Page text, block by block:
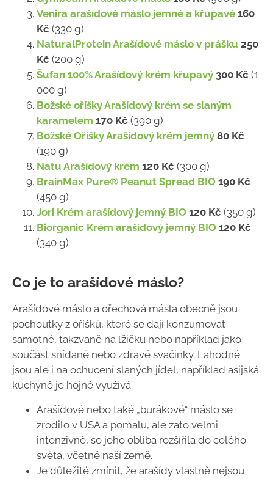
Venira arašídové máslo jemné a křupavé 160
Kč (330 g)
NaturalProtein Arašídové máslo v prášku 250
Kč (200 g)
Šufan 100% Arašídový krém křupavý 300 Kč (1
000 g)
Božské oříšky Arašídový krém se slaným
karamelem 170 Kč (390 g)
Božské Oříšky Arašídový krém jemný 80 Kč
(190 g)
Natu Arašídový krém 120 Kč (300 g)
BrainMax Pure® Peanut Spread BIO 190 Kč
(450 g)
Jori Krém arašídový jemný BIO 120 Kč (350 g)
Biorganic Krém arašídový jemný BIO 120 Kč
(340 g)
Co je to arašídové máslo?
Arašídové máslo a ořechová másla obecně jsou
pochoutky z oříšků, které se dají konzumovat
samotné, takzvaně na lžičku nebo například jako
součást snídaně nebo zdravé svačinky. Lahodné
jsou ale i na ochucení slaných jídel, například asijská
kuchyně je hojně využívá.
Arašídové nebo také „burákové“ máslo se
zrodilo v USA a pomalu, ale zato velmi
intenzivně, se jeho obliba rozšířila do celého
světa, včetně naší země.
Je důležité zmínit, že arašídy vlastně nejsou